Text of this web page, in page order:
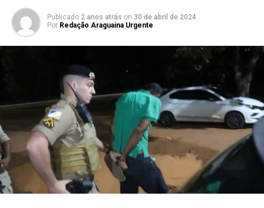
Publicado 2 anos atrás on 30 de abril de 2024
Por Redação Araguaina Urgente